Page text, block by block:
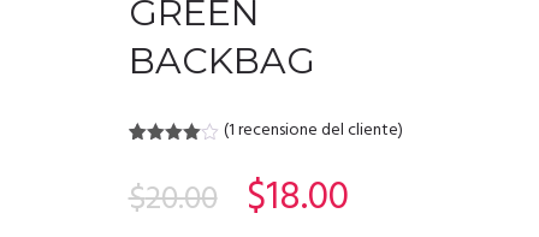
GREEN
BACKBAG
5 su
base di
(1recensione del cliente)
$20.00 $18.00